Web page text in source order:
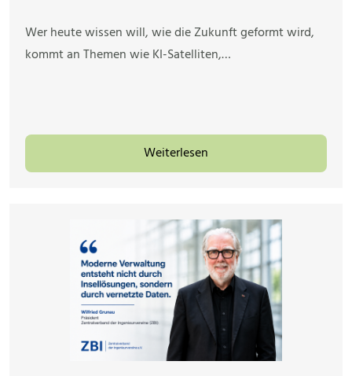
Wer heute wissen will, wie die Zukunft geformt wird,
kommt an Themen wie KI-Satelliten,…
Weiterlesen